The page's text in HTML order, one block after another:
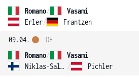
Romano/
Vasami
Erler/ Frantzen
09.04.
Romano/
Vasami
Niklas-Salminen / Pichler
OF